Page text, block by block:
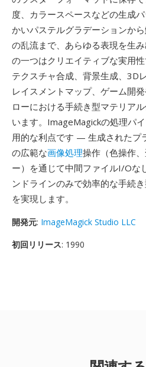
度、カラースペースなどの生成
かいパステルグラデーションか
の乱流まで、あらゆる表現を生
の一つはクリエイティブな実用
テクスチャ合成、背景生成、3D
レイスメントマップ、ゲーム開
ローにおける手続き型マテリア
います。ImageMagickの処理パ
用的な利点です — 生成されたプ
の広範な画像処理操作（色操作
ー）を通じて中間ファイルI/Oな
ンドラインのみで効率的な手続
を実現します。
開発元: ImageMagick Studio LLC
初回リリース: 1990